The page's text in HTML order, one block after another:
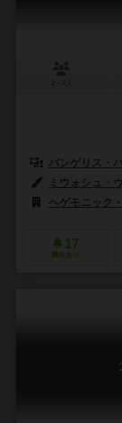
バンゲリス・
ミウォシュ・
ヘゲモニック
17
興味あり